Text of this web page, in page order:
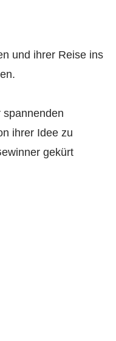
und ihrer Reise ins
ihrer Idee zu
gekürt